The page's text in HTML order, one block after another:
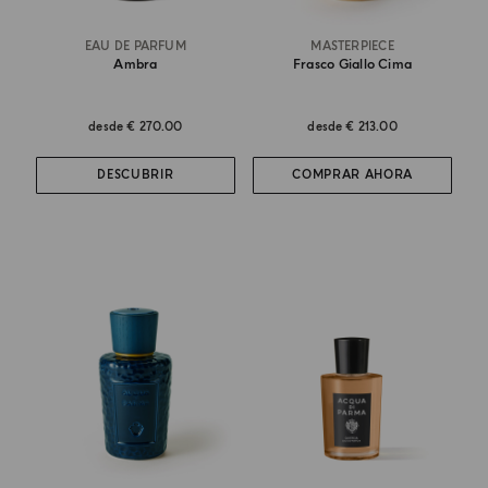
EAU DE PARFUM
Ambra
desde€ 270.00
DESCUBRIR
MASTERPIECE
Frasco Giallo Cima
desde€ 213.00
COMPRAR AHORA